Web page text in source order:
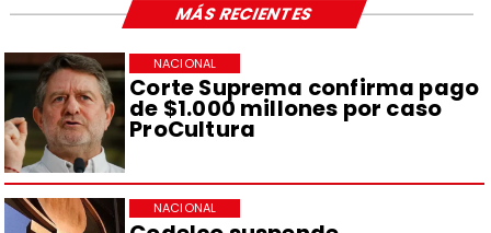
Corte Suprema confirma pago
de $1.000 millones por caso
ProCultura
NACIONAL
NACIONAL
MÁS RECIENTES